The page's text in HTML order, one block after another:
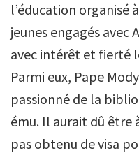
l’éducation organisé
jeunes engagés avec
avec intérêt et fierté
Parmi eux, Pape
passionné de la
ému. Il aurait dû être
pas obtenu de visa